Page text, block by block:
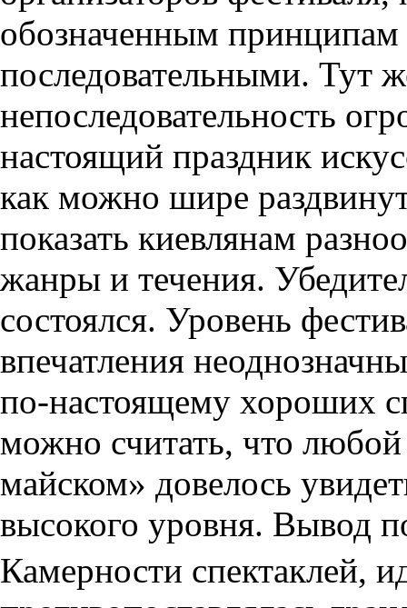
обозначенным принципам
последовательными. Тут
непоследовательность
настоящий праздник
как можно шире
показать киевлянам
жанры и течения.
состоялся. Уровень
впечатления
по-настоящему хороших
можно считать, что
майском» довелось
высокого уровня. Вывод
Камерности спектаклей,